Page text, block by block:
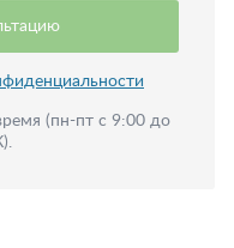
(пн-пт с 9:00 до